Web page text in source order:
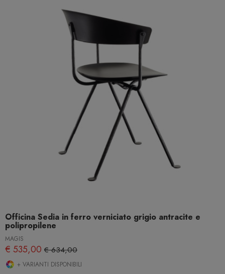
Officina Sedia in ferro verniciato grigio antracite e
polipropilene
MAGIS
€ 535,00 € 634,00
+ VARIANTI DISPONIBILI